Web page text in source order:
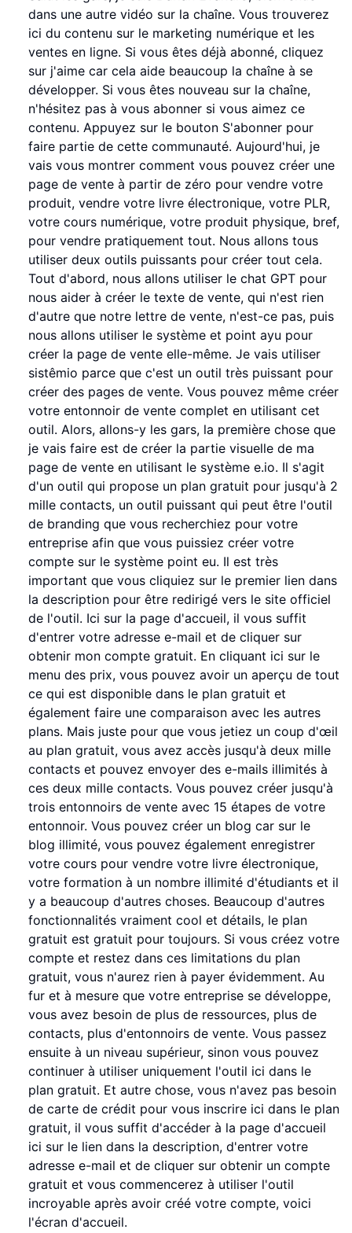
dans une autre vidéo sur la chaîne. Vous trouverez
ici du contenu sur le marketing numérique et les
ventes en ligne. Si vous êtes déjà abonné, cliquez
sur j'aime car cela aide beaucoup la chaîne à se
développer. Si vous êtes nouveau sur la chaîne,
n'hésitez pas à vous abonner si vous aimez ce
contenu. Appuyez sur le bouton S'abonner pour
faire partie de cette communauté. Aujourd'hui, je
vais vous montrer comment vous pouvez créer une
page de vente à partir de zéro pour vendre votre
produit, vendre votre livre électronique, votre PLR,
votre cours numérique, votre produit physique, bref,
pour vendre pratiquement tout. Nous allons tous
utiliser deux outils puissants pour créer tout cela.
Tout d'abord, nous allons utiliser le chat GPT pour
nous aider à créer le texte de vente, qui n'est rien
d'autre que notre lettre de vente, n'est-ce pas, puis
nous allons utiliser le système et point ayu pour
créer la page de vente elle-même. Je vais utiliser
sistêmio parce que c'est un outil très puissant pour
créer des pages de vente. Vous pouvez même créer
votre entonnoir de vente complet en utilisant cet
outil. Alors, allons-y les gars, la première chose que
je vais faire est de créer la partie visuelle de ma
page de vente en utilisant le système e.io. Il s'agit
d'un outil qui propose un plan gratuit pour jusqu'à 2
mille contacts, un outil puissant qui peut être l'outil
de branding que vous recherchiez pour votre
entreprise afin que vous puissiez créer votre
compte sur le système point eu. Il est très
important que vous cliquiez sur le premier lien dans
la description pour être redirigé vers le site officiel
de l'outil. Ici sur la page d'accueil, il vous suffit
d'entrer votre adresse e-mail et de cliquer sur
obtenir mon compte gratuit. En cliquant ici sur le
menu des prix, vous pouvez avoir un aperçu de tout
ce qui est disponible dans le plan gratuit et
également faire une comparaison avec les autres
plans. Mais juste pour que vous jetiez un coup d'œil
au plan gratuit, vous avez accès jusqu'à deux mille
contacts et pouvez envoyer des e-mails illimités à
ces deux mille contacts. Vous pouvez créer jusqu'à
trois entonnoirs de vente avec 15 étapes de votre
entonnoir. Vous pouvez créer un blog car sur le
blog illimité, vous pouvez également enregistrer
votre cours pour vendre votre livre électronique,
votre formation à un nombre illimité d'étudiants et il
y a beaucoup d'autres choses. Beaucoup d'autres
fonctionnalités vraiment cool et détails, le plan
gratuit est gratuit pour toujours. Si vous créez votre
compte et restez dans ces limitations du plan
gratuit, vous n'aurez rien à payer évidemment. Au
fur et à mesure que votre entreprise se développe,
vous avez besoin de plus de ressources, plus de
contacts, plus d'entonnoirs de vente. Vous passez
ensuite à un niveau supérieur, sinon vous pouvez
continuer à utiliser uniquement l'outil ici dans le
plan gratuit. Et autre chose, vous n'avez pas besoin
de carte de crédit pour vous inscrire ici dans le plan
gratuit, il vous suffit d'accéder à la page d'accueil
ici sur le lien dans la description, d'entrer votre
adresse e-mail et de cliquer sur obtenir un compte
gratuit et vous commencerez à utiliser l'outil
incroyable après avoir créé votre compte, voici
l'écran d'accueil.